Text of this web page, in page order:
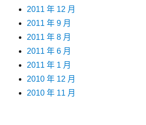
2011 年 12 月
2011 年 9 月
2011 年 8 月
2011 年 6 月
2011 年 1 月
2010 年 12 月
2010 年 11 月